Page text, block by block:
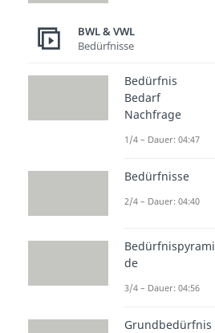
BWL & VWL
Bedürfnisse
Bedürfnis
Bedarf
Nachfrage
1/4 – Dauer: 04:47
Bedürfnisse
2/4 – Dauer: 04:40
Bedürfnispyrami
de
3/4 – Dauer: 04:56
Grundbedürfnis